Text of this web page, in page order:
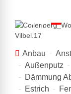
Anbau
Außenputz
Dämmung
Estrich